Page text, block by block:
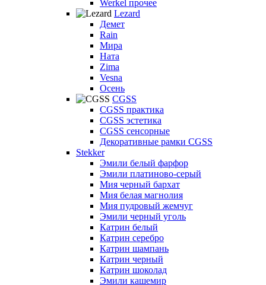
Werkel прочее
Lezard
Демет
Rain
Мира
Ната
Zima
Vesna
Осень
CGSS
CGSS практика
CGSS эстетика
CGSS сенсорные
Декоративные рамки CGSS
Stekker
Эмили белый фарфор
Эмили платиново-серый
Мия черный бархат
Мия белая магнолия
Мия пудровый жемчуг
Эмили черный уголь
Катрин белый
Катрин серебро
Катрин шампань
Катрин черный
Катрин шоколад
Эмили кашемир